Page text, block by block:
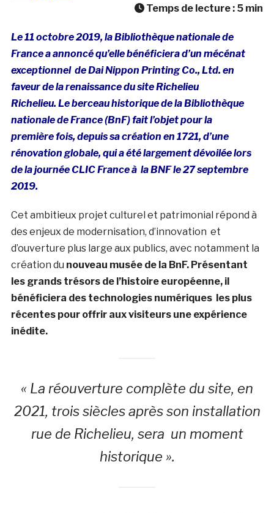
Temps de lecture : 5 min
Le 11 octobre 2019, la Bibliothèque nationale de
France a annoncé qu’elle bénéficiera d’un mécénat
exceptionnel de Dai Nippon Printing Co., Ltd. en
faveur de la renaissance du site Richelieu
Richelieu. Le berceau historique de la Bibliothèque
nationale de France (BnF) fait l’objet pour la
première fois, depuis sa création en 1721, d’une
rénovation globale, qui a été largement dévoilée lors
de la journée CLIC France à la BNF le 27 septembre
2019.
Cet ambitieux projet culturel et patrimonial répond à
des enjeux de modernisation, d’innovation et
d’ouverture plus large aux publics, avec notamment la
création du nouveau musée de la BnF. Présentant
les grands trésors de l’histoire européenne, il
bénéficiera des technologies numériques les plus
récentes pour offrir aux visiteurs une expérience
inédite.
« La réouverture complète du site, en
2021, trois siècles après son installation
rue de Richelieu, sera un moment
historique ».